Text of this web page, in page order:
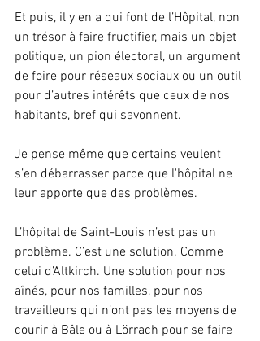
Et puis, il y en a qui font de l’Hôpital, non
un trésor à faire fructifier, mais un objet
politique, un pion électoral, un argument
de foire pour réseaux sociaux ou un outil
pour d’autres intérêts que ceux de nos
habitants, bref qui savonnent.
Je pense même que certains veulent
s’en débarrasser parce que l'hôpital ne
leur apporte que des problèmes.
L’hôpital de Saint-Louis n’est pas un
problème. C’est une solution. Comme
celui d’Altkirch. Une solution pour nos
aînés, pour nos familles, pour nos
travailleurs qui n’ont pas les moyens de
courir à Bâle ou à Lörrach pour se faire